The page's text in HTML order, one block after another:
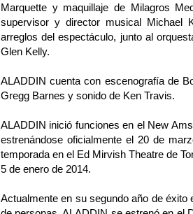
Marquette y maquillaje de Milagros
supervisor y director musical Michael
arreglos del espectáculo, junto al
Glen Kelly.
ALADDIN cuenta con escenografía de
Gregg Barnes y sonido de Ken Travis.
ALADDIN inició funciones en el New
estrenándose oficialmente el 20 de
temporada en el Ed Mirvish Theatre de
5 de enero de 2014.
Actualmente en su segundo año de